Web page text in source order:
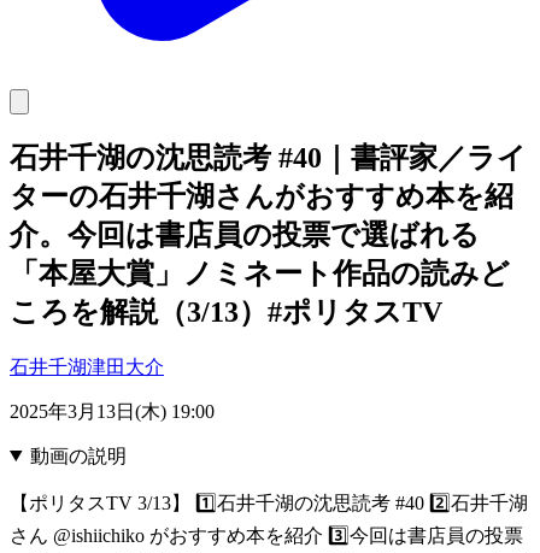
石井千湖の沈思読考 #40｜書評家／ライ
ターの石井千湖さんがおすすめ本を紹
介。今回は書店員の投票で選ばれる
「本屋大賞」ノミネート作品の読みど
ころを解説（3/13）#ポリタスTV
石井千湖津田大介
2025年3月13日(木) 19:00
動画の説明
【ポリタスTV 3/13】 1️⃣石井千湖の沈思読考 #40 2️⃣石井千湖
さん @ishiichiko がおすすめ本を紹介 3️⃣今回は書店員の投票